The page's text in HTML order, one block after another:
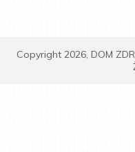
Copyright 2026, DOM